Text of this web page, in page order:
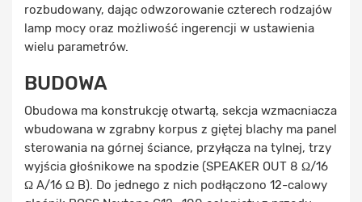
rozbudowany, dając odwzorowanie czterech rodzajów
lamp mocy oraz możliwość ingerencji w ustawienia
wielu parametrów.
BUDOWA
Obudowa ma konstrukcję otwartą, sekcja wzmacniacza
wbudowana w zgrabny korpus z giętej blachy ma panel
sterowania na górnej ściance, przyłącza na tylnej, trzy
wyjścia głośnikowe na spodzie (SPEAKER OUT 8 Ω/16
Ω A/16 Ω B). Do jednego z nich podłączono 12-calowy